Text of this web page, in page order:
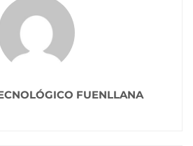
FUENLLANA